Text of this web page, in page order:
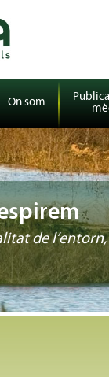
de l’entorn,
On som